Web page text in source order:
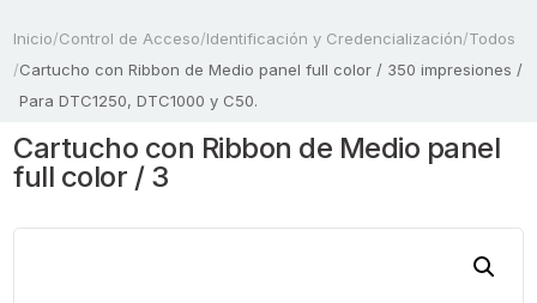
Inicio/Control de Acceso/Identificación y Credencialización/Todos
/Cartucho con Ribbon de Medio panel full color / 350 impresiones /
Para DTC1250, DTC1000 y C50.
Cartucho con Ribbon de Medio panel
full color / 3